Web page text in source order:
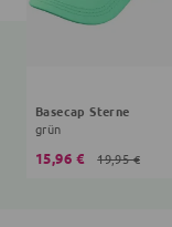
Basecap Sterne
grün
15,96 € 19,95 €